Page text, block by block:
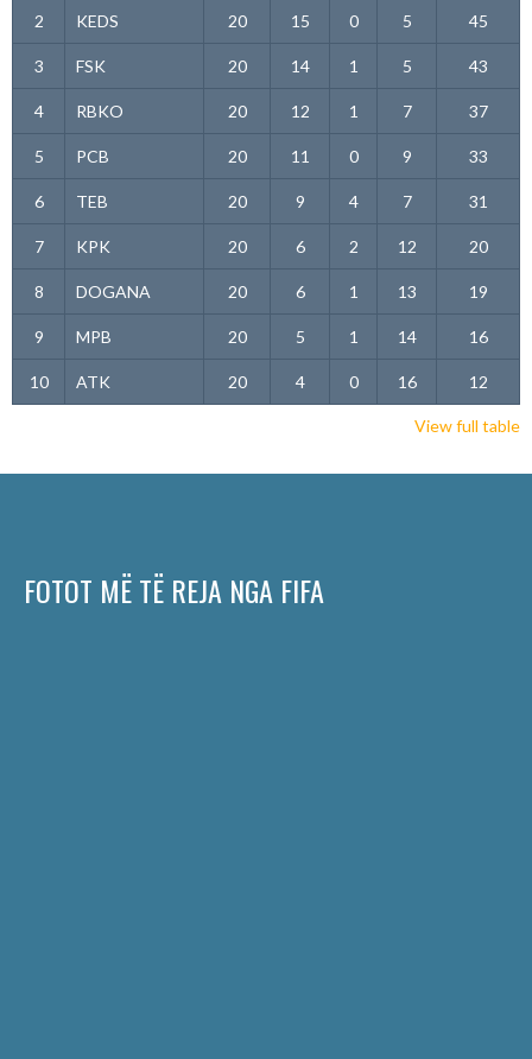
2 KEDS 20 15 0 5 45
3 FSK 20 14 1 5 43
4 RBKO 20 12 1 7 37
5 PCB 20 11 0 9 33
6 TEB 20 9 4 7 31
7 KPK 20 6 2 12 20
8 DOGANA 20 6 1 13 19
9 MPB 20 5 1 14 16
10 ATK 20 4 0 16 12
View full table
FOTOT MË TË REJA NGA FIFA